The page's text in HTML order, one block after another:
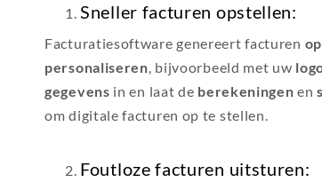
Sneller facturen opstellen:
Facturatiesoftware genereert facturen
personaliseren, bijvoorbeeld met uw
gegevens in en laat de berekeningenen
om digitale facturen op te stellen.
Foutloze facturen uitsturen: